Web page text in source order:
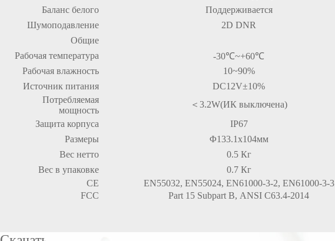
Баланс белого
Поддерживается
Шумоподавление
2D DNR
Общие
Рабочая температура
-30℃~+60℃
Рабочая влажность
10~90%
Источник питания
DC12V±10%
Потребляемая
мощность
＜ 3.2W(ИК выключена)
Защита корпуса
IP67
Размеры
Φ133.1x104мм
Вес нетто
0.5 Кг
Вес в упаковке
0.7 Кг
CE
EN55032, EN55024, EN61000-3-2, EN61000-3-3
FCC
Part 15 Subpart B, ANSI C63.4-2014